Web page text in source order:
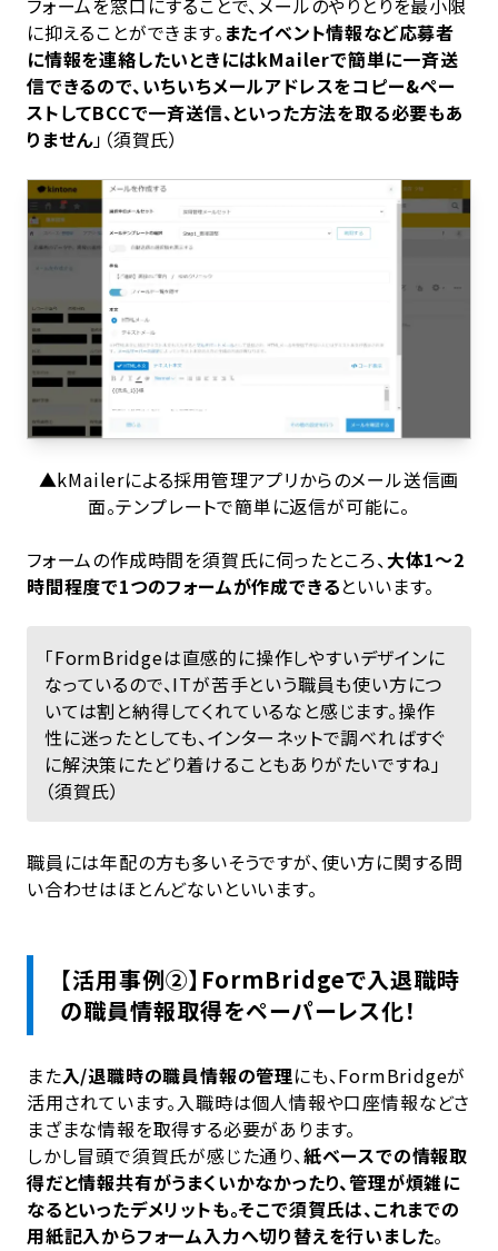
フォームを窓口にすることで、メールのやりとりを最小限
に抑えることができます。 またイベント情報など応募者
に情報を連絡したいときにはkMailerで簡単に一斉送
信できるので、いちいちメールアドレスをコピー&ペー
ストしてBCCで一斉送信、といった方法を取る必要もあ
りません」（須賀氏）
▲kMailerによる採用管理アプリからのメール送信画
面。テンプレートで簡単に返信が可能に。
フォームの作成時間を須賀氏に伺ったところ、大体1〜2
時間程度で1つのフォームが作成できるといいます。
「FormBridgeは直感的に操作しやすいデザインに
なっているので、ITが苦手という職員も使い方につ
いては割と納得してくれているなと感じます。操作
性に迷ったとしても、インターネットで調べればすぐ
に解決策にたどり着けることもありがたいですね」
（須賀氏）
職員には年配の方も多いそうですが、使い方に関する問
い合わせはほとんどないといいます。
【活用事例②】FormBridgeで入退職時
の職員情報取得をペーパーレス化！
また入/退職時の職員情報の管理にも、FormBridgeが
活用されています。入職時は個人情報や口座情報などさ
まざまな情報を取得する必要があります。
しかし冒頭で須賀氏が感じた通り、紙ベースでの情報取
得だと情報共有がうまくいかなかったり、管理が煩雑に
なるといったデメリットも。そこで須賀氏は、これまでの
用紙記入からフォーム入力へ切り替えを行いました。